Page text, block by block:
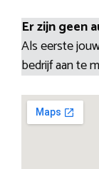
Er zijn geen
Als eerste
bedrijf aan te